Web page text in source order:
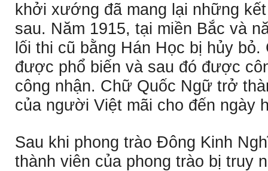
khởi xướng đã mang lại những
sau. Năm 1915, tại miền Bắc và
lối thi cũ bằng Hán Học bị hủy
được phổ biến và sau đó được
công nhận. Chữ Quốc Ngữ trở
của người Việt mãi cho đến ngày
Sau khi phong trào Ðông Kinh
thành viên của phong trào bị truy